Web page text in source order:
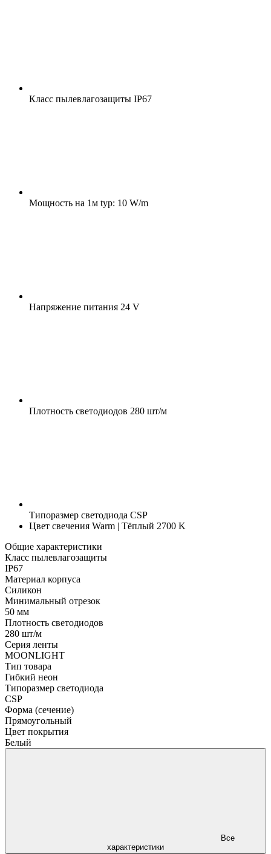
Класс пылевлагозащиты IP67
Мощность на 1м typ: 10 W/m
Напряжение питания 24 V
Плотность светодиодов 280 шт/м
Типоразмер светодиода CSP
Цвет свечения Warm | Тёплый 2700 K
Общие характеристики
Класс пылевлагозащиты
IP67
Материал корпуса
Силикон
Минимальный отрезок
50 мм
Плотность светодиодов
280 шт/м
Серия ленты
MOONLIGHT
Тип товара
Гибкий неон
Типоразмер светодиода
CSP
Форма (сечение)
Прямоугольный
Цвет покрытия
Белый
характеристики